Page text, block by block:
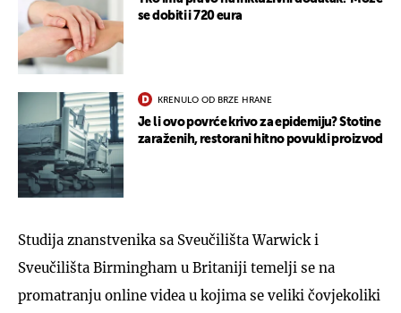
se dobiti i 720 eura
KRENULO OD BRZE HRANE
Je li ovo povrće krivo za epidemiju? Stotine
zaraženih, restorani hitno povukli proizvod
Studija znanstvenika sa Sveučilišta Warwick i
Sveučilišta Birmingham u Britaniji temelji se na
promatranju online videa u kojima se veliki čovjekoliki